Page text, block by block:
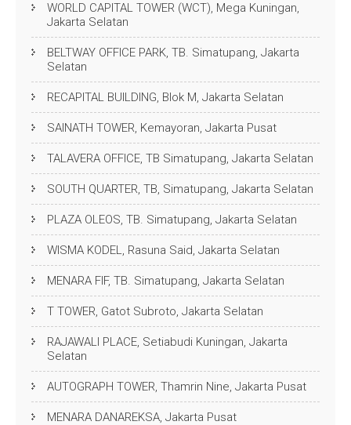
WORLD CAPITAL TOWER (WCT), Mega Kuningan,
Jakarta Selatan
BELTWAY OFFICE PARK, TB. Simatupang, Jakarta
Selatan
RECAPITAL BUILDING, Blok M, Jakarta Selatan
SAINATH TOWER, Kemayoran, Jakarta Pusat
TALAVERA OFFICE, TB Simatupang, Jakarta Selatan
SOUTH QUARTER, TB, Simatupang, Jakarta Selatan
PLAZA OLEOS, TB. Simatupang, Jakarta Selatan
WISMA KODEL, Rasuna Said, Jakarta Selatan
MENARA FIF, TB. Simatupang, Jakarta Selatan
T TOWER, Gatot Subroto, Jakarta Selatan
RAJAWALI PLACE, Setiabudi Kuningan, Jakarta
Selatan
AUTOGRAPH TOWER, Thamrin Nine, Jakarta Pusat
MENARA DANAREKSA, Jakarta Pusat